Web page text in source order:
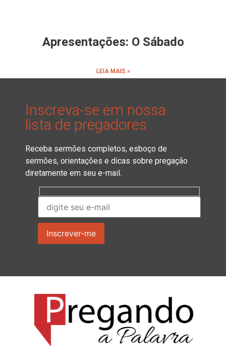
Apresentações: O Sábado
LEIA MAIS »
Inscreva-se em nossa
lista de pregadores
Receba sermões completos, esboço de
sermões, orientações e dicas sobre pregação
diretamente em seu e-mail.